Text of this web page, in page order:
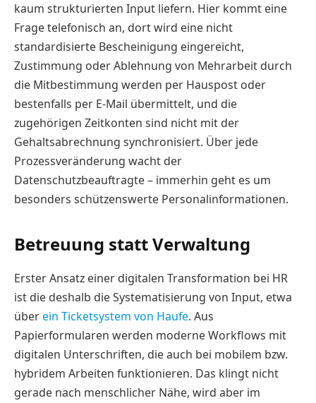
kaum strukturierten Input liefern. Hier kommt eine
Frage telefonisch an, dort wird eine nicht
standardisierte Bescheinigung eingereicht,
Zustimmung oder Ablehnung von Mehrarbeit durch
die Mitbestimmung werden per Hauspost oder
bestenfalls per E-Mail übermittelt, und die
zugehörigen Zeitkonten sind nicht mit der
Gehaltsabrechnung synchronisiert. Über jede
Prozessveränderung wacht der
Datenschutzbeauftragte – immerhin geht es um
besonders schützenswerte Personalinformationen.
Betreuung statt Verwaltung
Erster Ansatz einer digitalen Transformation bei HR
ist die deshalb die Systematisierung von Input, etwa
überein Ticketsystem von Haufe. Aus
Papierformularen werden moderne Workflows mit
digitalen Unterschriften, die auch bei mobilem bzw.
hybridem Arbeiten funktionieren. Das klingt nicht
gerade nach menschlicher Nähe, wird aber im